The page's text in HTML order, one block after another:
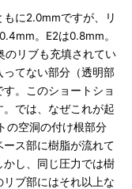
に2.0mmですが、リ
。E2は0.8mm。
のリブも充填されてい
ってない部分（透明部
。このショートショ
では、なぜこれが起
の空洞の付け根部分
ス部に樹脂が流れて
かし、同じ圧力では樹
ブ部にはそれ以上な